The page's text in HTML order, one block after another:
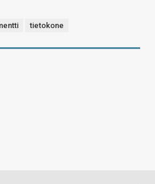
tietokone